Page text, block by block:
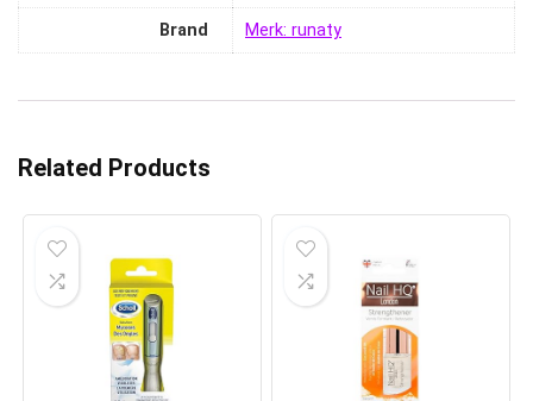
Brand Merk: runaty
Related Products